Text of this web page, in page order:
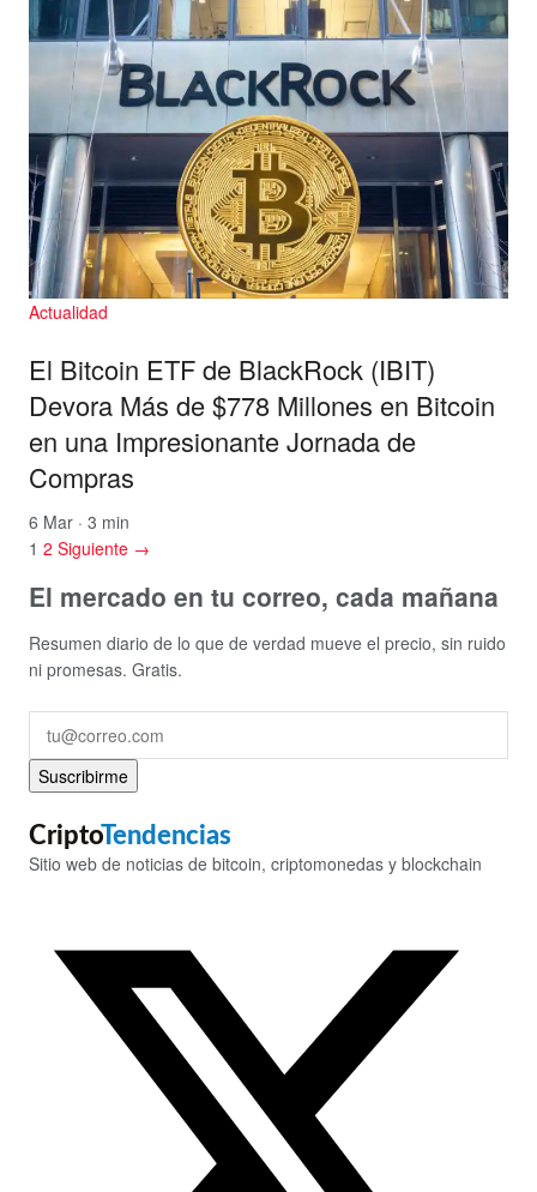
Actualidad
El Bitcoin ETF de BlackRock (IBIT)
Devora Más de $778 Millones en Bitcoin
en una Impresionante Jornada de
Compras
6 Mar · 3 min
1 2 Siguiente →
El mercado en tu correo, cada mañana
Resumen diario de lo que de verdad mueve el precio, sin ruido
ni promesas. Gratis.
Suscribirme
CriptoTendencias
Sitio web de noticias de bitcoin, criptomonedas y blockchain